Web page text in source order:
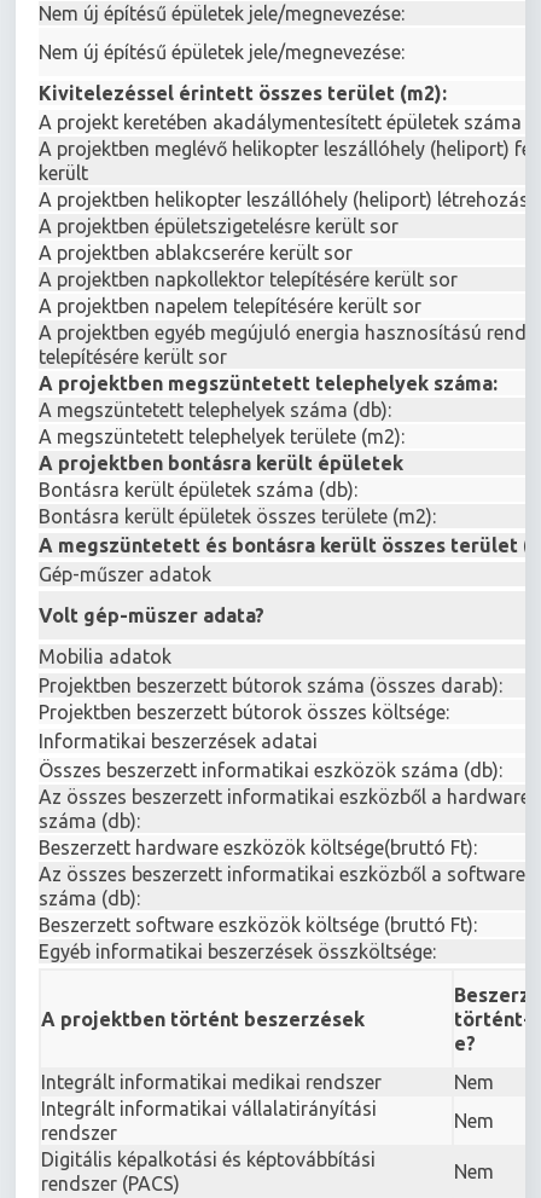
Nem új építésű épületek jele/megnevezése:
Nem új építésű épületek jele/megnevezése:
Kivitelezéssel érintett összes terület (m2):
A projekt keretében akadálymentesített épületek száma
A projektben meglévő helikopter leszállóhely (heliport)
került
A projektben helikopter leszállóhely (heliport)
A projektben épületszigetelésre került sor
A projektben ablakcserére került sor
A projektben napkollektor telepítésére került sor
A projektben napelem telepítésére került sor
A projektben egyéb megújuló energia hasznosítású
telepítésére került sor
A projektben megszüntetett telephelyek száma:
A megszüntetett telephelyek száma (db):
A megszüntetett telephelyek területe (m2):
A projektben bontásra került épületek
Bontásra került épületek száma (db):
Bontásra került épületek összes területe (m2):
A megszüntetett és bontásra került összes terület
Gép-műszer adatok
Volt gép-müszer adata?
Mobilia adatok
Projektben beszerzett bútorok száma (összes darab):
Projektben beszerzett bútorok összes költsége:
Informatikai beszerzések adatai
Összes beszerzett informatikai eszközök száma (db):
Az összes beszerzett informatikai eszközből a hardware
száma (db):
Beszerzett hardware eszközök költsége(bruttó Ft):
Az összes beszerzett informatikai eszközből a software
száma (db):
Beszerzett software eszközök költsége (bruttó Ft):
Egyéb informatikai beszerzések összköltsége:
A projektben történt beszerzések
történt-
e?
Integrált informatikai medikai rendszer
Nem
Integrált informatikai vállalatirányítási
rendszer
Nem
Digitális képalkotási és képtovábbítási
rendszer (PACS)
Nem